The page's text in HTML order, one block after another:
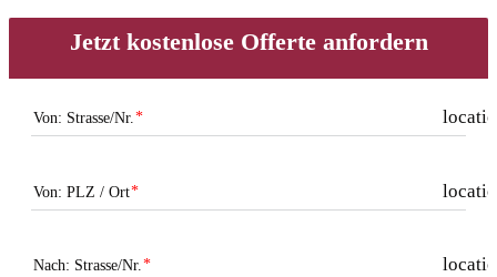
Jetzt kostenlose Offerte anfordern
Von: Strasse/Nr.
Von: PLZ / Ort
Nach: Strasse/Nr.